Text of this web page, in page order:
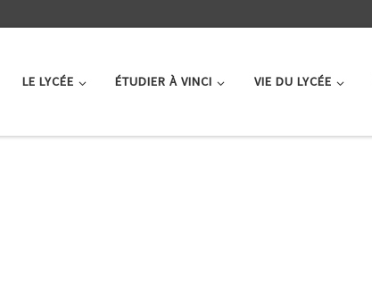
LE LYCÉE ÉTUDIER À VINCI VIE DU LYCÉE